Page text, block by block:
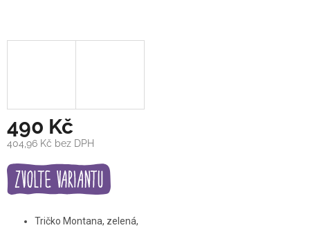
490 Kč
404,96 Kč bez DPH
Měrná
cena:
Tričko Montana, zelená,